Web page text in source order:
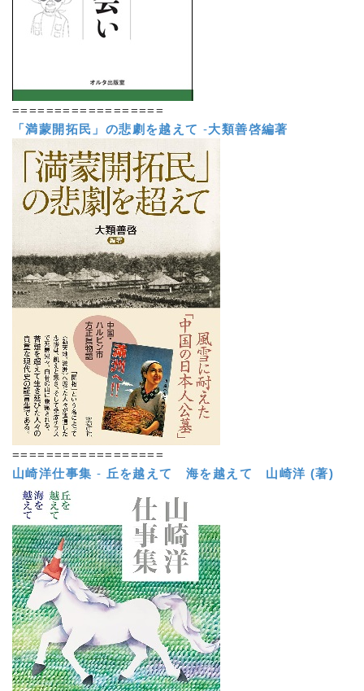
==================
「満蒙開拓民」の悲劇を越えて -大類善啓編著
==================
山崎洋仕事集 - 丘を越えて 海を越えて 山崎洋 (著)